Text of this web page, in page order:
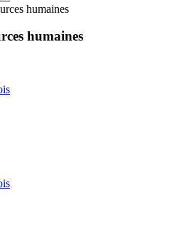
humaines
humaines